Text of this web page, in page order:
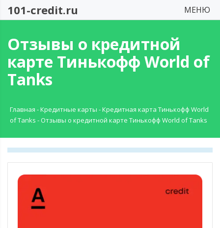
101-credit.ru МЕНЮ
Отзывы о кредитной
карте Тинькофф World of
Tanks
Главная -Кредитные карты -Кредитная карта Тинькофф World
of Tanks - Отзывы о кредитной карте Тинькофф World of Tanks